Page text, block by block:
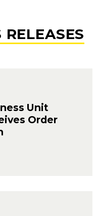
RELEASES
Unit
Order